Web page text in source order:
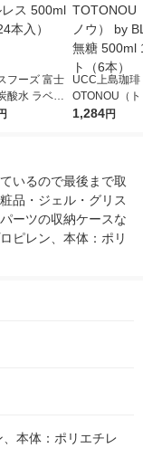
フーズ 富士
酸水 ラベル
1箱（24
UCC上島珈琲
OTONOU（
ウ） by
1,284円
いるので最後まで取
品・ジェル・グリス
ーツの収納ケースな
ピレン、本体：ポリ
本体：ポリエチレ